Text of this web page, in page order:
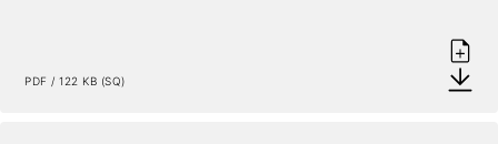
PDF / 122 KB (SQ)